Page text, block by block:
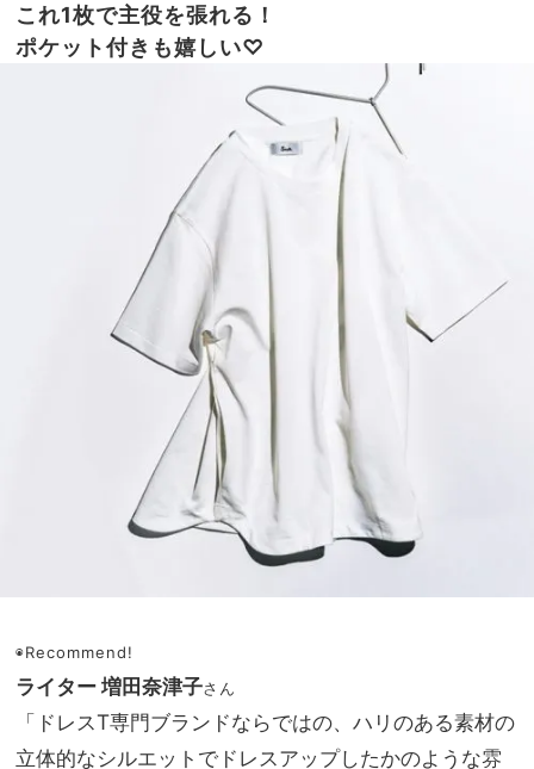
これ1枚で主役を張れる！
ポケット付きも嬉しい♡
◉Recommend!
ライター 増田奈津子さん
「ドレスT専門ブランドならではの、ハリのある素材の
立体的なシルエットでドレスアップしたかのような雰